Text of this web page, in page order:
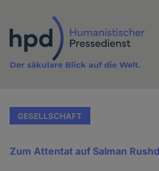
Inhalt
Der säkulare Blick auf die Welt.
GESELLSCHAFT
Zum Attentat auf Salman